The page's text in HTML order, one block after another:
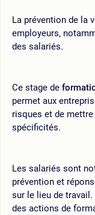
La prévention de la
employeurs,
des salariés.
Ce stage de
permet aux
risques et de
spécificités.
Les salariés sont
prévention et
sur le lieu de
des actions de